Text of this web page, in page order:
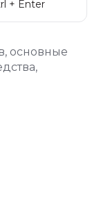
+ Enter
, основные
,